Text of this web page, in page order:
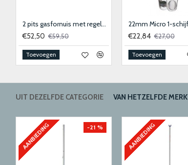
2 pits gasfornuis met regelaar en slang
€52,50 €59,50
Toevoegen
€22,84 €27,00
Toevoegen
UIT DEZELFDE CATEGORIE VAN HETZELFDE MERK
AANBIEDING -21 % AANBIEDING